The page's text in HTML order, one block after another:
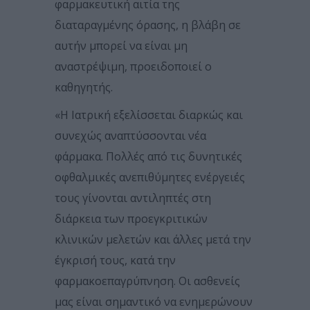
φαρμακευτική αιτία της
διαταραγμένης όρασης, η βλάβη σε
αυτήν μπορεί να είναι μη
αναστρέψιμη, προειδοποιεί ο
καθηγητής.
«Η Ιατρική εξελίσσεται διαρκώς και
συνεχώς αναπτύσσονται νέα
φάρμακα. Πολλές από τις δυνητικές
οφθαλμικές ανεπιθύμητες ενέργειές
τους γίνονται αντιληπτές στη
διάρκεια των προεγκριτικών
κλινικών μελετών και άλλες μετά την
έγκρισή τους, κατά την
φαρμακοεπαγρύπνηση. Οι ασθενείς
μας είναι σημαντικό να ενημερώνουν